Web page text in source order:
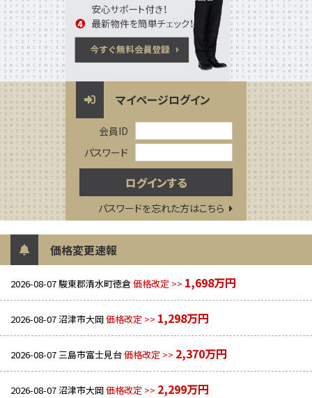
マイページログイン
会員ID
パスワード
パスワードを忘れた方はこちら
価格変更速報
2026-08-07駿東郡清水町徳倉価格改定 >> 1,698万円
2026-08-07沼津市大岡価格改定 >> 1,298万円
2026-08-07三島市富士見台価格改定 >> 2,370万円
2026-08-07沼津市大岡価格改定 >> 2,299万円